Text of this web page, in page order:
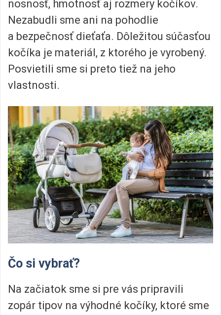
nosnosť, hmotnosť aj rozmery kočíkov.
Nezabudli sme ani na pohodlie
a bezpečnosť dieťaťa. Dôležitou súčasťou
kočíka je materiál, z ktorého je vyrobený.
Posvietili sme si preto tiež na jeho
vlastnosti.
Čo si vybrať?
Na začiatok sme si pre vás pripravili
zopár tipov na výhodné kočíky, ktoré sme